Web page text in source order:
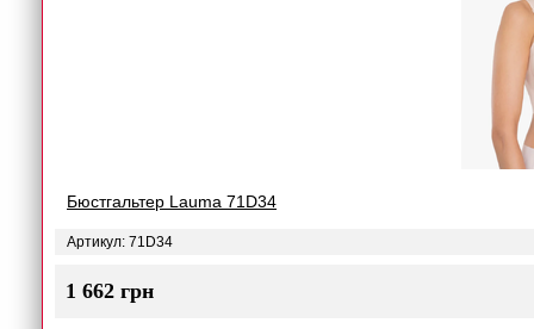
Бюстгальтер Lauma 71D34
Артикул: 71D34
1 662 грн